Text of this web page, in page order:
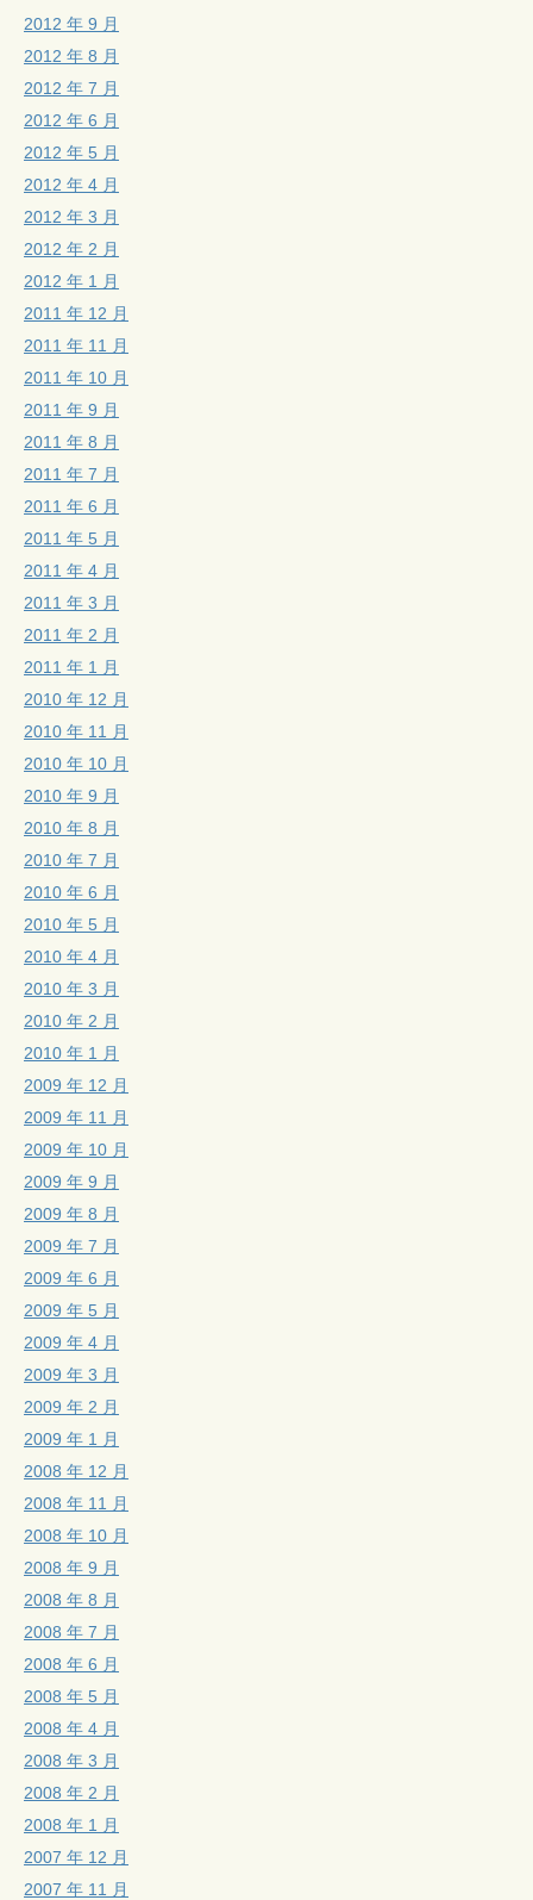
2012 年 9 月
2012 年 8 月
2012 年 7 月
2012 年 6 月
2012 年 5 月
2012 年 4 月
2012 年 3 月
2012 年 2 月
2012 年 1 月
2011 年 12 月
2011 年 11 月
2011 年 10 月
2011 年 9 月
2011 年 8 月
2011 年 7 月
2011 年 6 月
2011 年 5 月
2011 年 4 月
2011 年 3 月
2011 年 2 月
2011 年 1 月
2010 年 12 月
2010 年 11 月
2010 年 10 月
2010 年 9 月
2010 年 8 月
2010 年 7 月
2010 年 6 月
2010 年 5 月
2010 年 4 月
2010 年 3 月
2010 年 2 月
2010 年 1 月
2009 年 12 月
2009 年 11 月
2009 年 10 月
2009 年 9 月
2009 年 8 月
2009 年 7 月
2009 年 6 月
2009 年 5 月
2009 年 4 月
2009 年 3 月
2009 年 2 月
2009 年 1 月
2008 年 12 月
2008 年 11 月
2008 年 10 月
2008 年 9 月
2008 年 8 月
2008 年 7 月
2008 年 6 月
2008 年 5 月
2008 年 4 月
2008 年 3 月
2008 年 2 月
2008 年 1 月
2007 年 12 月
2007 年 11 月